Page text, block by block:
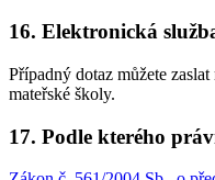
16. Elektronická
Případný dotaz můžete
mateřské školy.
17. Podle kterého